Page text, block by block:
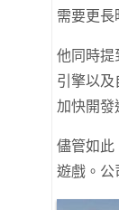
需要更長
他同時提
引擎以及
加快開發
儘管如此
遊戲。公